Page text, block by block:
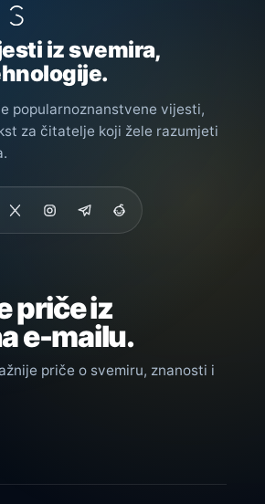
iz svemira,
popularnoznanstvene vijesti,
za čitatelje koji žele razumjeti
priče iz
e-mailu.
priče o svemiru, znanosti i